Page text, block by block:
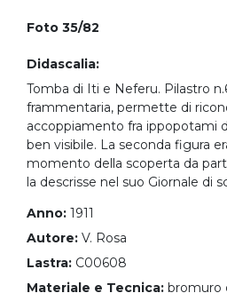
Foto 35/82
Didascalia:
Tomba di Iti e Neferu. Pilastro
frammentaria, permette di
accoppiamento fra ippopotami
ben visibile. La seconda figura
momento della scoperta da
la descrisse nel suo Giornale di
Anno: 1911
Autore: V. Rosa
Lastra: C00608
Materiale e Tecnica: bromuro